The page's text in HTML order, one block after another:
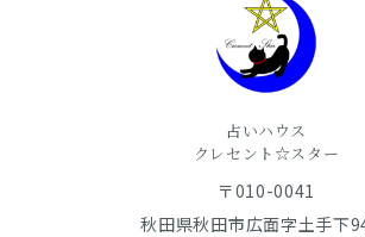
占いハウス
​​​​​​​クレセント☆スター
〒010-0041
秋田県秋田市広面字土手下